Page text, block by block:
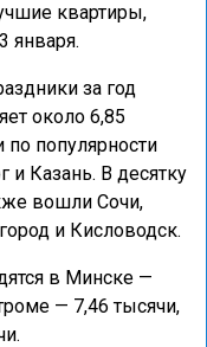
квартиры,
января.
за год
около 6,85
по популярности
и Казань. В десятку
вошли Сочи,
и Кисловодск.
в Минске —
— 7,46 тысячи,